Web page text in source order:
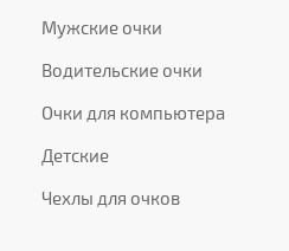
Мужские очки
Водительские очки
Очки для компьютера
Детские
Чехлы для очков